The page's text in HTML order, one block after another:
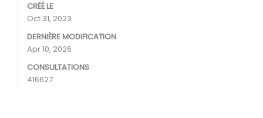
CRÉÉ LE
Oct 31, 2023
DERNIÈRE MODIFICATION
Apr 10, 2026
CONSULTATIONS
416627